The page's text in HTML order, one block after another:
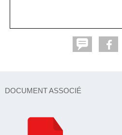
DOCUMENT ASSOCIÉ